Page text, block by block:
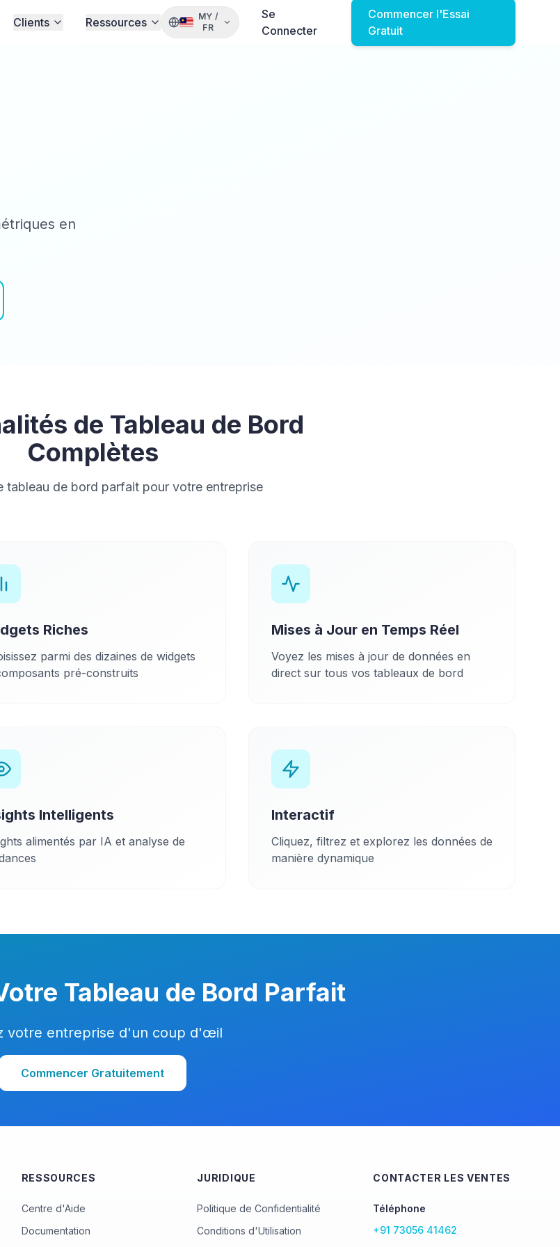
Clients Ressources MY /
FR
Se
Connecter
Commencer l'Essai
Gratuit
en
de Tableau de Bord
Complètes
tableau de bord parfait pour votre entreprise
Riches
parmi des dizaines de widgets
pré-construits
Mises à Jour en Temps Réel
Voyez les mises à jour de données en
direct sur tous vos tableaux de bord
Intelligents
alimentés par IA et analyse de
Interactif
Cliquez, filtrez et explorez les données de
manière dynamique
Tableau de Bord Parfait
votre entreprise d'un coup d'œil
Commencer Gratuitement
RESSOURCES
Centre d'Aide
Documentation
JURIDIQUE
Politique de Confidentialité
Conditions d'Utilisation
CONTACTER LES VENTES
Téléphone
+91 73056 41462